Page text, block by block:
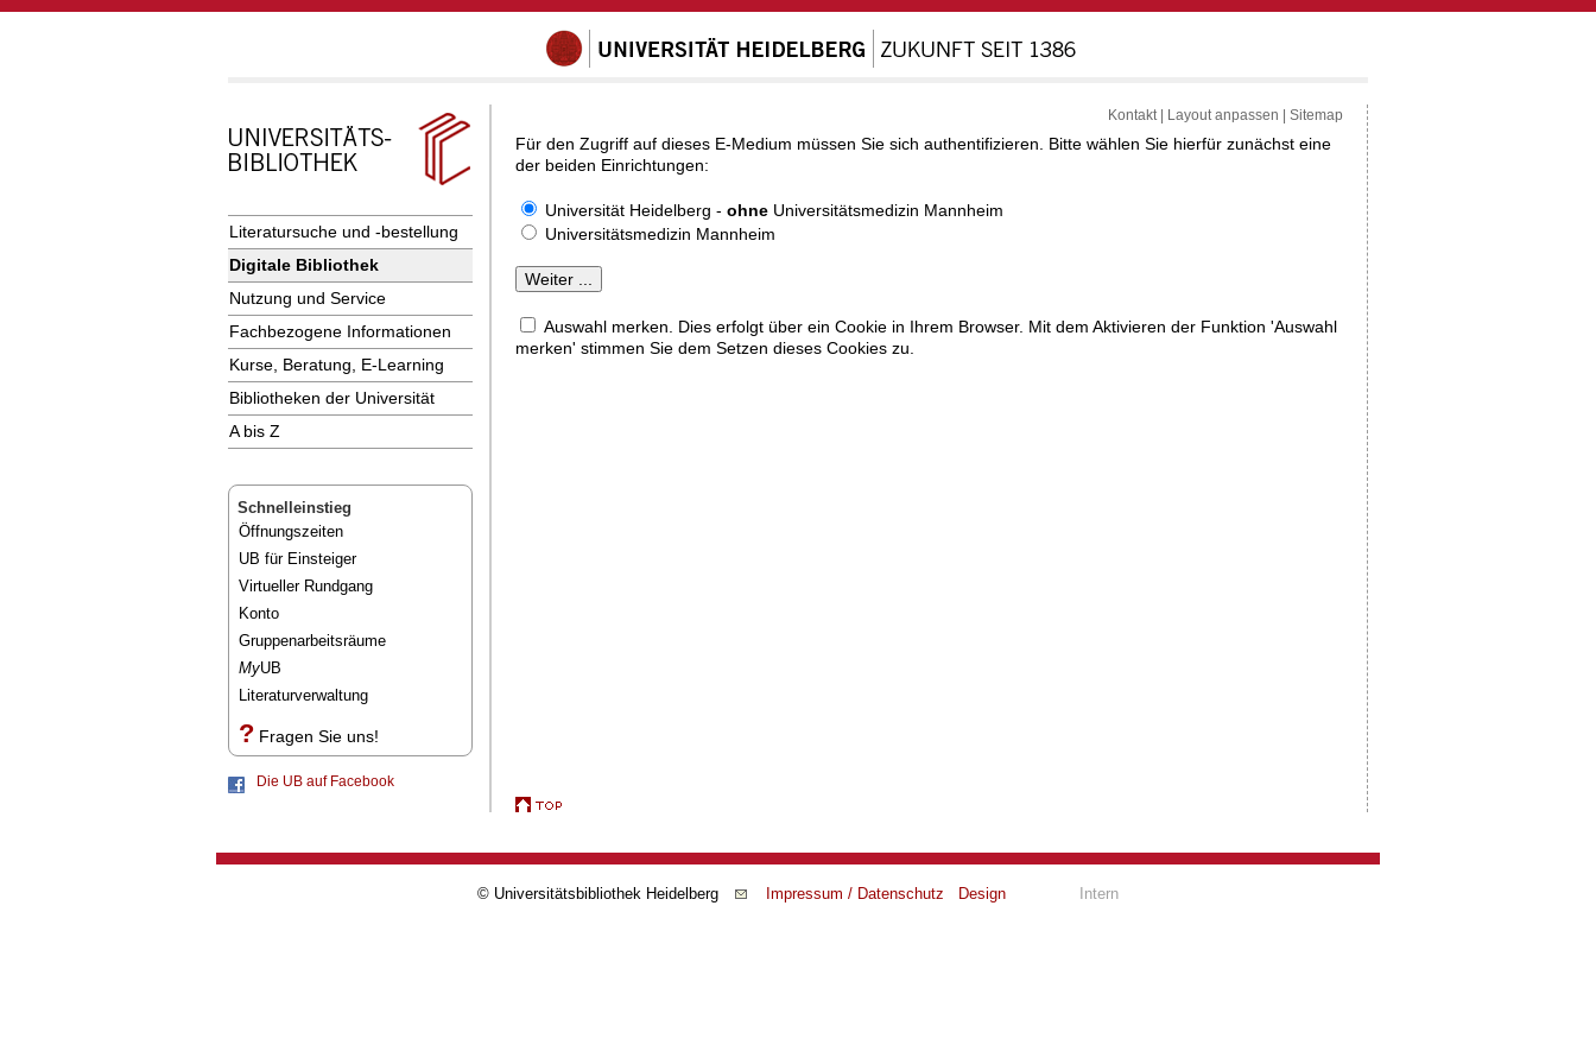
Literatursuche und -bestellung
Digitale Bibliothek
Nutzung und Service
Fachbezogene Informationen
Kurse, Beratung, E-Learning
Bibliotheken der Universität
A bis Z
Schnelleinstieg
Öffnungszeiten
UB für Einsteiger
Virtueller Rundgang
Konto
Gruppenarbeitsräume
MyUB
Literaturverwaltung
? Fragen Sie uns!
Die UB auf Facebook
Kontakt Layout anpassen Sitemap
Für den Zugriff auf dieses E-Medium müssen Sie sich authentifizieren. Bitte wählen Sie hierfür zunächst eine
der beiden Einrichtungen:
Universität Heidelberg - ohne Universitätsmedizin Mannheim
Universitätsmedizin Mannheim
Auswahl merken. Dies erfolgt über ein Cookie in Ihrem Browser. Mit dem Aktivieren der Funktion 'Auswahl
merken' stimmen Sie dem Setzen dieses Cookies zu.
© Universitätsbibliothek Heidelberg Impressum / Datenschutz Design Intern